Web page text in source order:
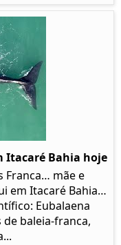
Itacaré Bahia hoje
Franca… mãe e
em Itacaré Bahia…
Eubalaena
baleia-franca,